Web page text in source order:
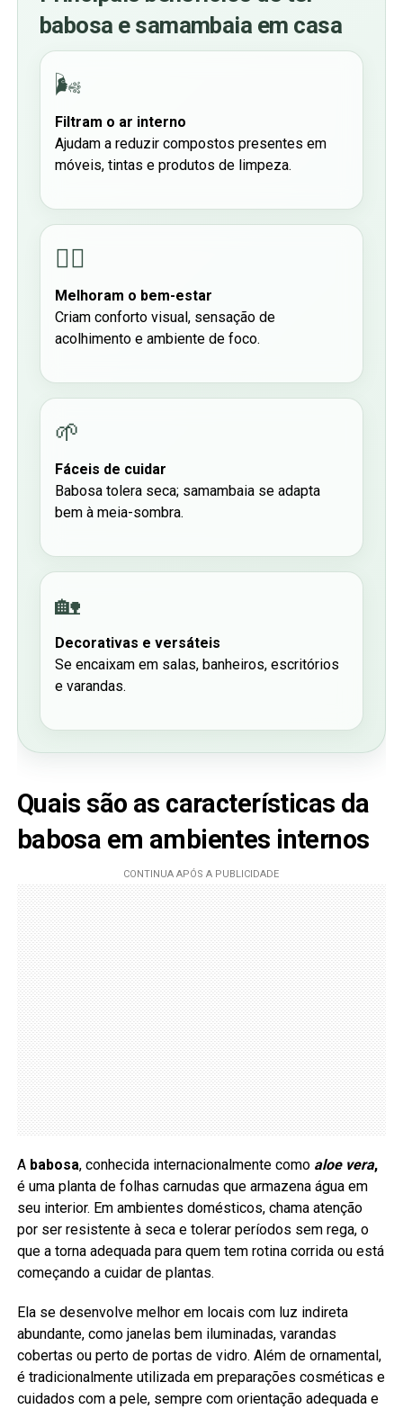
babosa e samambaia em casa
🌬️
Filtram o ar interno
Ajudam a reduzir compostos presentes em
móveis, tintas e produtos de limpeza.
🧘‍♀️
Melhoram o bem-estar
Criam conforto visual, sensação de
acolhimento e ambiente de foco.
🌱
Fáceis de cuidar
Babosa tolera seca; samambaia se adapta
bem à meia-sombra.
🏡
Decorativas e versáteis
Se encaixam em salas, banheiros, escritórios
e varandas.
Quais são as características da
babosa em ambientes internos
A babosa, conhecida internacionalmente como aloe vera,
é uma planta de folhas carnudas que armazena água em
seu interior. Em ambientes domésticos, chama atenção
por ser resistente à seca e tolerar períodos sem rega, o
que a torna adequada para quem tem rotina corrida ou está
começando a cuidar de plantas.
Ela se desenvolve melhor em locais com luz indireta
abundante, como janelas bem iluminadas, varandas
cobertas ou perto de portas de vidro. Além de ornamental,
é tradicionalmente utilizada em preparações cosméticas e
cuidados com a pele, sempre com orientação adequada e